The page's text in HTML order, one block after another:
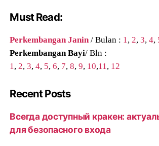
Must Read:
Perkembangan Janin/ Bulan : 1,2,3,4,
Perkembangan Bayi/ Bln :
1,2,3,4, 5,6, 7,8,9, 10,11, 12
Recent Posts
Всегда доступный кракен:
для безопасного входа